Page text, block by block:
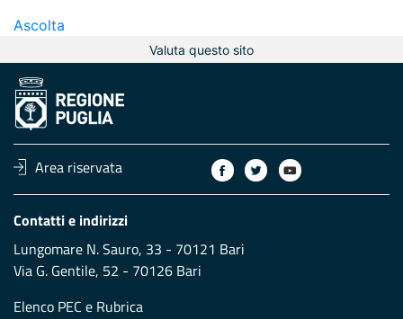
Ascolta
Valuta questo sito
Area riservata
Contatti e indirizzi
Lungomare N. Sauro, 33 - 70121 Bari
Via G. Gentile, 52 - 70126 Bari
Elenco PEC e Rubrica